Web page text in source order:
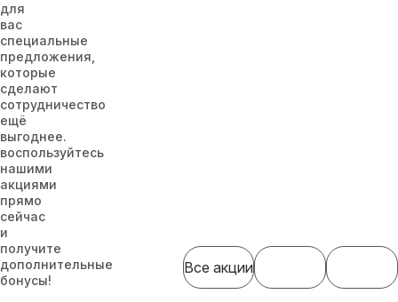
для
вас
специальные
предложения,
которые
сделают
сотрудничество
ещё
выгоднее.
воспользуйтесь
нашими
акциями
прямо
сейчас
и
получите
дополнительные
бонусы!
Все акции